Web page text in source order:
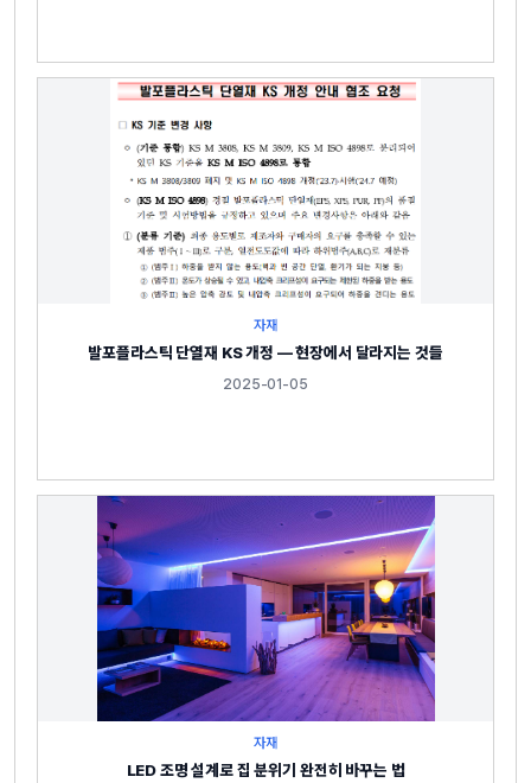
자재
발포플라스틱 단열재 KS 개정 — 현장에서 달라지는 것들
2025-01-05
자재
LED 조명 설계로 집 분위기 완전히 바꾸는 법